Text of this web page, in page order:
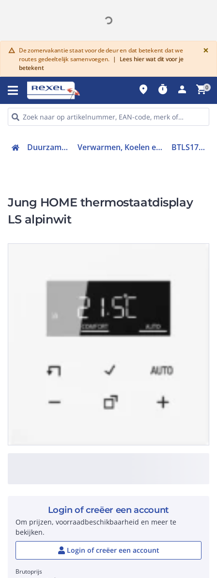
warning De zomervakantie staat voor de deur en dat betekent dat we
routes gedeeltelijk samenvoegen. |
Lees hier wat dit voor je
betekent
×
place timer person shopping_cart0
Duurzame keuze Verwarmen, Koelen en Ventileren BTLS1791WW
Jung HOME thermostaatdisplay
LS alpinwit
Login of creëer een account
Om prijzen, voorraadbeschikbaarheid en meer te
bekijken.
Login of creëer een account
Brutoprijs